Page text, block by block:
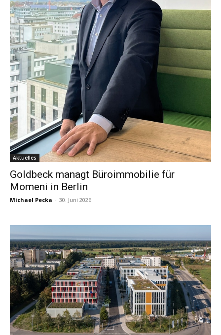
Aktuelles
Goldbeck managt Büroimmobilie für
Momeni in Berlin
Michael Pecka - 30. Juni 2026